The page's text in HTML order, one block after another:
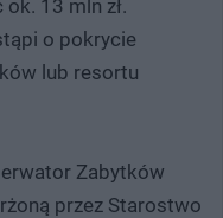
13 mln zł.
o pokrycie
lub resortu
Zabytków
przez Starostwo